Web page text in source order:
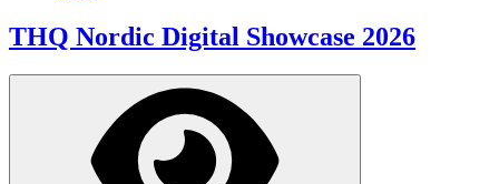
THQ Nordic Digital Showcase 2026